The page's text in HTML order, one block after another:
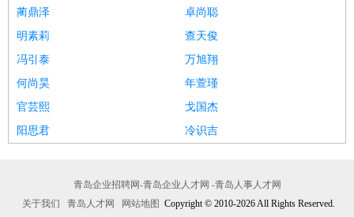
蔺鼎泽
卓尚聪
明素莉
查天俊
冯引泰
万旭翔
何尚昊
年萱瑾
官芸熙
戈国杰
阳思君
冷识吉
青岛企业招聘网-青岛企业人才网 -青岛人事人才网
关于我们
青岛人才网 网站地图 Copyright © 2010-2026 All Rights Reserved.